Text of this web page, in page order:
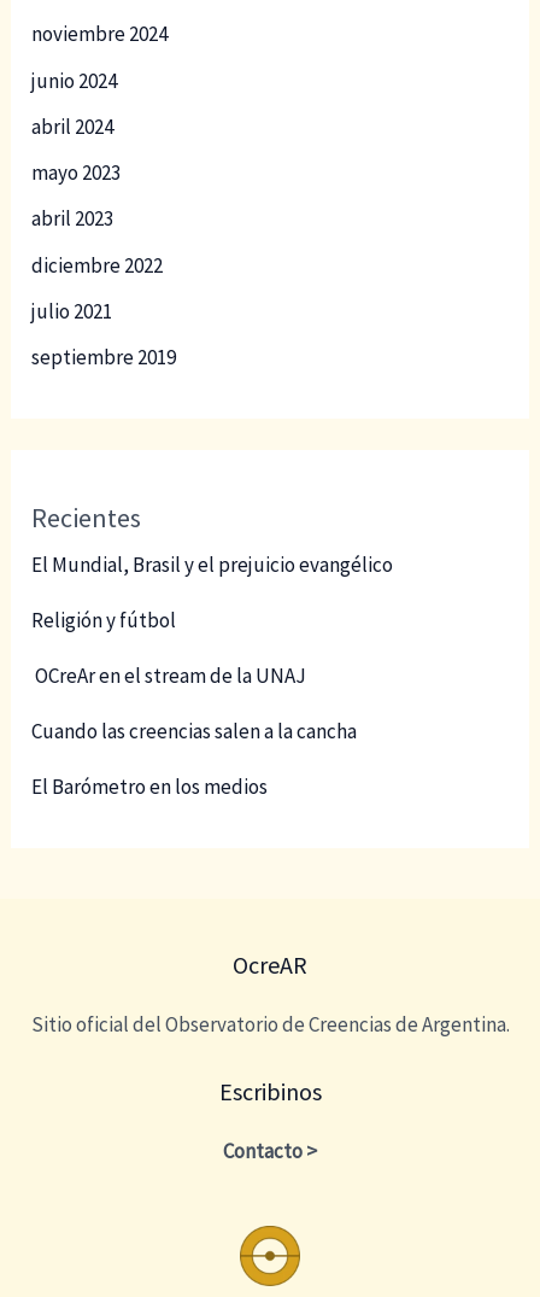
noviembre 2024
junio 2024
abril 2024
mayo 2023
abril 2023
diciembre 2022
julio 2021
septiembre 2019
Recientes
El Mundial, Brasil y el prejuicio evangélico
Religión y fútbol
OCreAr en el stream de la UNAJ
Cuando las creencias salen a la cancha
El Barómetro en los medios
OcreAR
Sitio oficial del Observatorio de Creencias de Argentina.
Escribinos
Contacto >